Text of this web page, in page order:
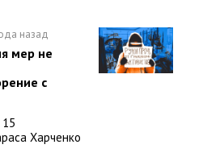
назад
мер не
с
Харченко